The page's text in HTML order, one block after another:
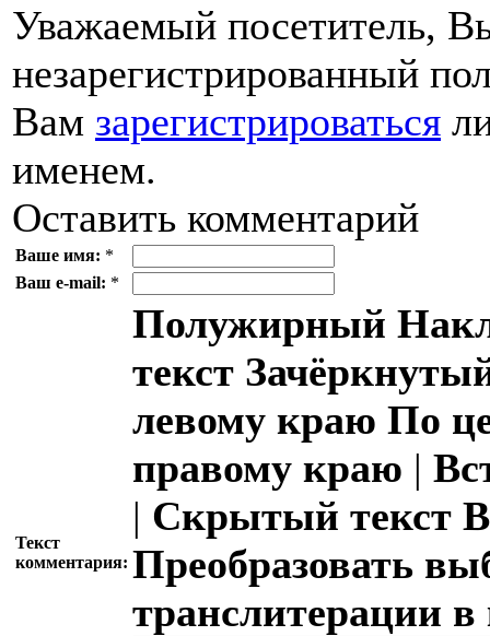
Уважаемый посетитель,
незарегистрированный
Вам зарегистрироваться
именем.
Оставить комментарий
Ваше имя: *
Ваш e-mail: *
Текст
комментария:
Полужирный
текст
левому краю По
правому краю |
| Скрытый текст
Преобразовать
транслитерации